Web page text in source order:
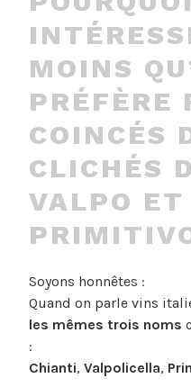
MOINS
PRÉFÈRE
COINCÉS
CLICHÉS
VALPO ET
Soyons honnêtes :
Quand on parle vins
les mêmes trois noms
:
Chianti, Valpolicella,